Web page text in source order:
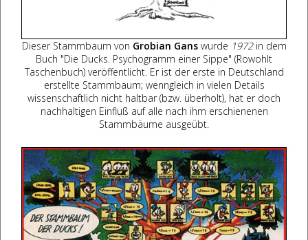
Dieser Stammbaum von Grobian Ganswurde 1972in dem
Buch "Die Ducks. Psychogramm einer Sippe" (Rowohlt
Taschenbuch) veröffentlicht. Er ist der erste in Deutschland
erstellte Stammbaum; wenngleich in vielen Details
wissenschaftlich nicht haltbar (bzw. überholt), hat er doch
nachhaltigen Einfluß auf alle nach ihm erschienenen
Stammbäume ausgeübt.